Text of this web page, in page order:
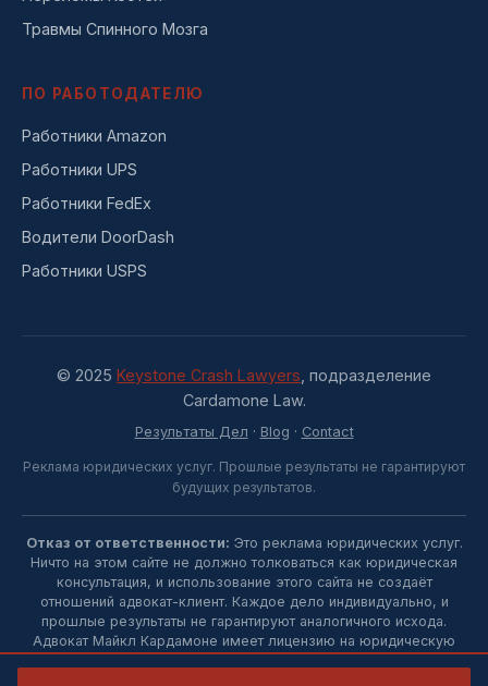
Травмы Спинного Мозга
ПО РАБОТОДАТЕЛЮ
Работники Amazon
Работники UPS
Работники FedEx
Водители DoorDash
Работники USPS
© 2025 Keystone Crash Lawyers , подразделение
Cardamone Law.
Результаты Дел · Blog · Contact
Реклама юридических услуг. Прошлые результаты не гарантируют
будущих результатов.
Отказ от ответственности: Это реклама юридических услуг.
Ничто на этом сайте не должно толковаться как юридическая
консультация, и использование этого сайта не создаёт
отношений адвокат-клиент. Каждое дело индивидуально, и
прошлые результаты не гарантируют аналогичного исхода.
Адвокат Майкл Кардамоне имеет лицензию на юридическую